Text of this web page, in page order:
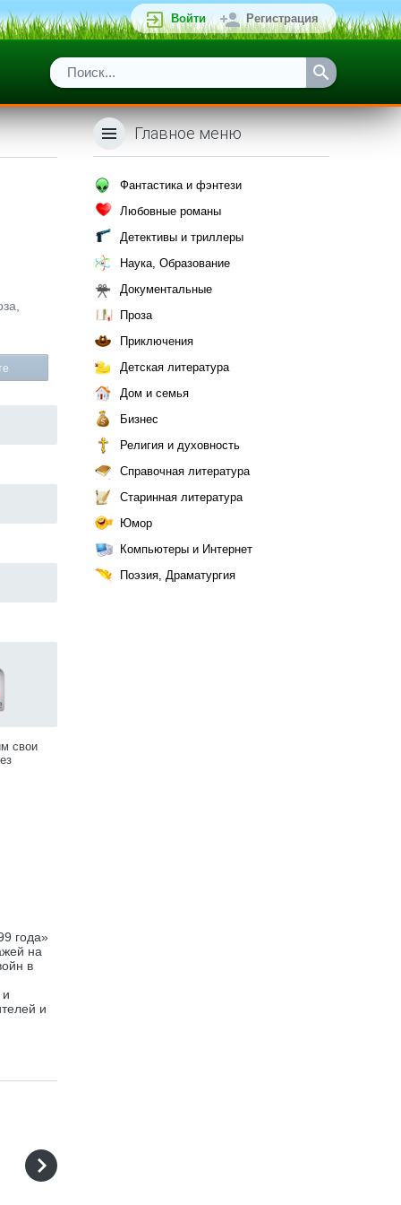
Войти Регистрация
свои
года»
на
в
и
Главное меню
Фантастика и фэнтези
Любовные романы
Детективы и триллеры
Наука, Образование
Документальные
Проза
Приключения
Детская литература
Дом и семья
Бизнес
Религия и духовность
Справочная литература
Старинная литература
Юмор
Компьютеры и Интернет
Поэзия, Драматургия